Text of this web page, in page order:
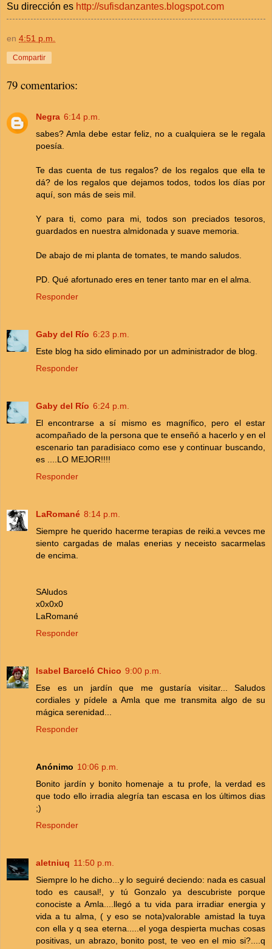
Su dirección es http://sufisdanzantes.blogspot.com
en 4:51 p.m.
Compartir
79 comentarios:
Negra 6:14 p.m.
sabes? Amla debe estar feliz, no a cualquiera se le regala
poesía.
Te das cuenta de tus regalos? de los regalos que ella te
dá? de los regalos que dejamos todos, todos los días por
aquí, son más de seis mil.
Y para ti, como para mi, todos son preciados tesoros,
guardados en nuestra almidonada y suave memoria.
De abajo de mi planta de tomates, te mando saludos.
PD. Qué afortunado eres en tener tanto mar en el alma.
Responder
Gaby del Río 6:23 p.m.
Este blog ha sido eliminado por un administrador de blog.
Responder
Gaby del Río 6:24 p.m.
El encontrarse a sí mismo es magnífico, pero el estar
acompañado de la persona que te enseñó a hacerlo y en el
escenario tan paradisiaco como ese y continuar buscando,
es ....LO MEJOR!!!!
Responder
LaRomané 8:14 p.m.
Siempre he querido hacerme terapias de reiki.a vevces me
siento cargadas de malas enerias y neceisto sacarmelas
de encima.
SAludos
x0x0x0
LaRomané
Responder
Isabel Barceló Chico 9:00 p.m.
Ese es un jardín que me gustaría visitar... Saludos
cordiales y pídele a Amla que me transmita algo de su
mágica serenidad...
Responder
Anónimo 10:06 p.m.
Bonito jardín y bonito homenaje a tu profe, la verdad es
que todo ello irradia alegría tan escasa en los últimos dias
;)
Responder
aletniuq 11:50 p.m.
Siempre lo he dicho...y lo seguiré deciendo: nada es casual
todo es causal!, y tú Gonzalo ya descubriste porque
conociste a Amla....llegó a tu vida para irradiar energia y
vida a tu alma, ( y eso se nota)valorable amistad la tuya
con ella y q sea eterna.....el yoga despierta muchas cosas
positivas, un abrazo, bonito post, te veo en el mio si?....q